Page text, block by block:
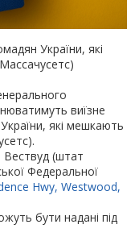
України, якi
виїзне
які мешкають
Вествуд (штат
Федеральної
Hwy, Westwood,
бути надані під